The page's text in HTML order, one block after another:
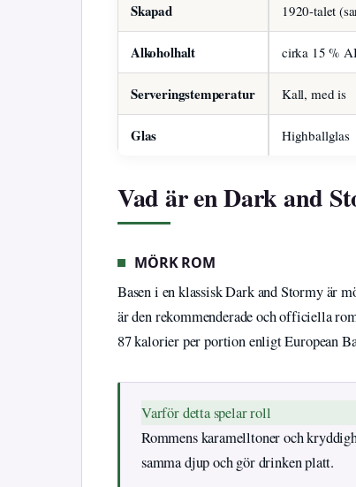
Skapad 1920-talet
Alkoholhalt cirka 15 %
Serveringstemperatur Kall, med is
Glas Highballglas
Vad är en Dark and
MÖRK ROM
Basen i en klassisk Dark and Stormy är
är den rekommenderade och officiella
87 kalorier per portion enligt European
Varför detta spelar roll
Rommens karamelltoner och
samma djup och gör drinken platt.